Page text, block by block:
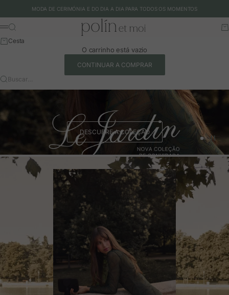
MODA DE CERIMÓNIA E DO DIA A DIA PARA TODOS OS MOMENTOS
Polín et moi - EU
Menu
Buscar
Cesta
O carrinho está vazio
CONTINUAR A COMPRAR
Buscar…
DESCUBRE A COLEÇÃO
Ir para o
Ir para